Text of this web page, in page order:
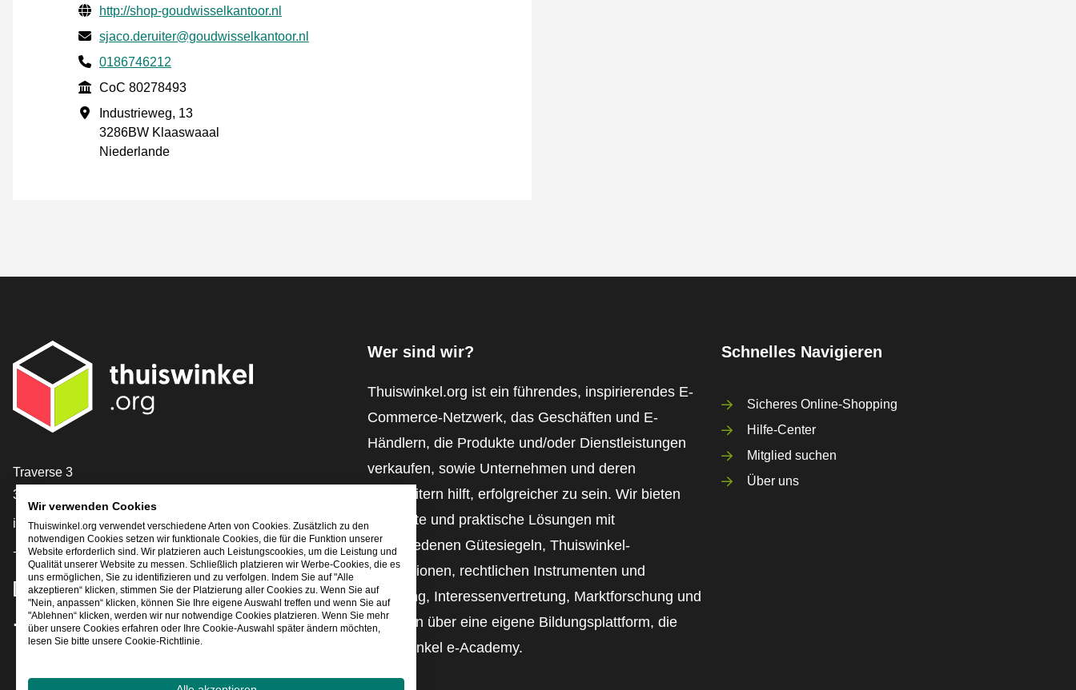
Geprüfte Kontaktinformationen
Website URL
http://shop-goudwisselkantoor.nl
E-mail
sjaco.deruiter@goudwisselkantoor.nl
Phone number
0186746212
CoC
CoC 80278493
Geschäftsadresse
Industrieweg, 13
3286BW Klaaswaaal
Niederlande
[_General:Contact]
Traverse 3
3905 NL Veenendaal
info@thuiswinkel.org
+31 (0)318 64 85 75
[_General:SocialMediaTitle]
Facebook
X LinkedIn
Instagram
YouTube
Wer sind wir?
Thuiswinkel.org ist ein führendes, inspirierendes E-
Commerce-Netzwerk, das Geschäften und E-
Händlern, die Produkte und/oder Dienstleistungen
verkaufen, sowie Unternehmen und deren
Mitarbeitern hilft, erfolgreicher zu sein. Wir bieten
relevante und praktische Lösungen mit
verschiedenen Gütesiegeln, Thuiswinkel-
Rezensionen, rechtlichen Instrumenten und
Beratung, Interessenvertretung, Marktforschung und
verfügen über eine eigene Bildungsplattform, die
Thuiswinkel e-Academy.
Schnelles Navigieren
Sicheres Online-Shopping
Hilfe-Center
Mitglied suchen
Über uns
Wir verwenden Cookies
Thuiswinkel.org verwendet verschiedene Arten von Cookies. Zusätzlich zu den
notwendigen Cookies setzen wir funktionale Cookies, die für die Funktion unserer
Website erforderlich sind. Wir platzieren auch Leistungscookies, um die Leistung und
Qualität unserer Website zu messen. Schließlich platzieren wir Werbe-Cookies, die es
uns ermöglichen, Sie zu identifizieren und zu verfolgen. Indem Sie auf "Alle
akzeptieren“ klicken, stimmen Sie der Platzierung aller Cookies zu. Wenn Sie auf
"Nein, anpassen“ klicken, können Sie Ihre eigene Auswahl treffen und wenn Sie auf
"Ablehnen“ klicken, werden wir nur notwendige Cookies platzieren. Wenn Sie mehr
über unsere Cookies erfahren oder Ihre Cookie-Auswahl später ändern möchten,
lesen Sie bitte unsere Cookie-Richtlinie.